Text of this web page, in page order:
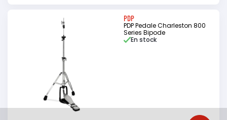
PDP
PDP Pedale Charleston 800
Series Bipode
En stock